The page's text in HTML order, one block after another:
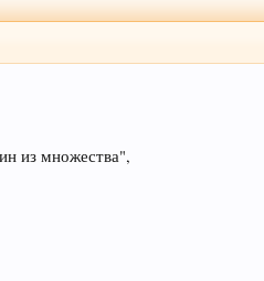
из множества",